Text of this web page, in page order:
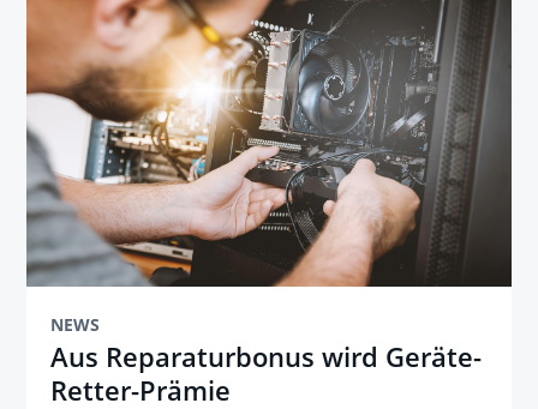
NEWS
Aus Reparaturbonus wird Geräte-
Retter-Prämie